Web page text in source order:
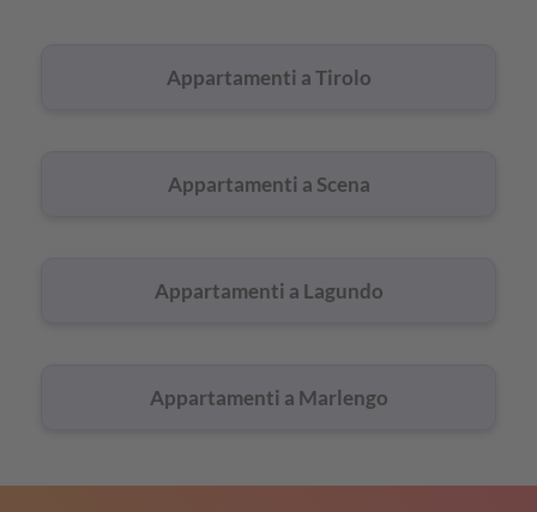
Appartamenti a Tirolo
Appartamenti a Scena
Appartamenti a Lagundo
Appartamenti a Marlengo